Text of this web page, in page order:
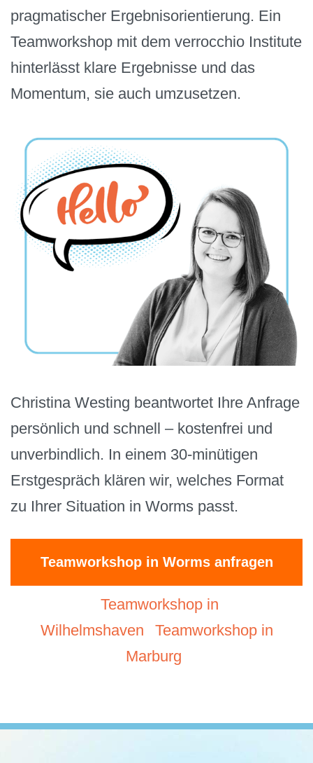
pragmatischer Ergebnisorientierung. Ein
Teamworkshop mit dem verrocchio Institute
hinterlässt klare Ergebnisse und das
Momentum, sie auch umzusetzen.
Christina Westing beantwortet Ihre Anfrage
persönlich und schnell – kostenfrei und
unverbindlich. In einem 30-minütigen
Erstgespräch klären wir, welches Format
zu Ihrer Situation in Worms passt.
Teamworkshop in Worms anfragen
Teamworkshop in
Wilhelmshaven
Teamworkshop in
Marburg